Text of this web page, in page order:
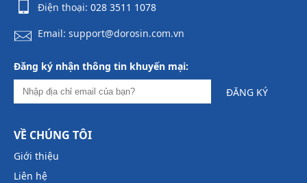
Điện thoại: 028 3511 1078
Email: support@dorosin.com.vn
Đăng ký nhận thông tin khuyến mại:
ĐĂNG KÝ
VỀ CHÚNG TÔI
Giới thiệu
Liên hệ